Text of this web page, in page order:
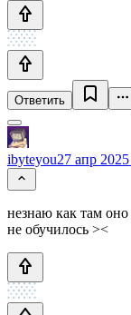
Ответить
ibyteyou27 апр
незнаю как там
не обучилось ><